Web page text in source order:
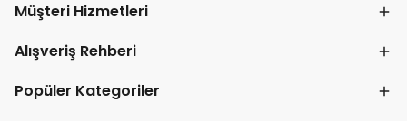
Müşteri Hizmetleri
Alışveriş Rehberi
Popüler Kategoriler